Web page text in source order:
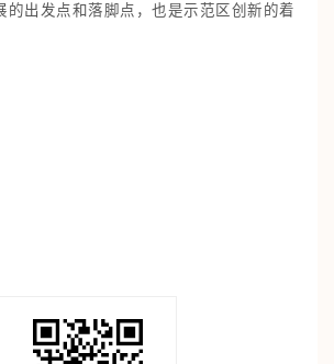
的出发点和落脚点，也是示范区创新的着